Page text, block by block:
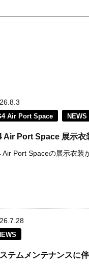
Air Port Space NEWS
Air Port Space 展示衣
Air Port Spaceの展示衣装
テムメンテナンスに